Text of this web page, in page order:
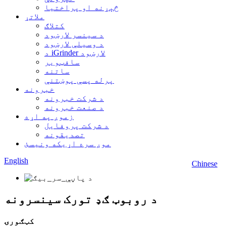
څېړنه او پراختیا
ملاتړ
کتلاګ
د سینسر لارښود
د وسیلې لارښود
د iGrinder لارښود
سافټویر
ساتنه
پرله پسې پوښتنې
خبرونه
د شرکت خبرونه
د صنعت خبرونه
زموږ په اړه
د شرکت پروفایل
تصدیقونه
موږ سره اړیکه ونیسئ
Chinese
English
د روبوټ ګډ تورک سینسرونه
کټګورۍ